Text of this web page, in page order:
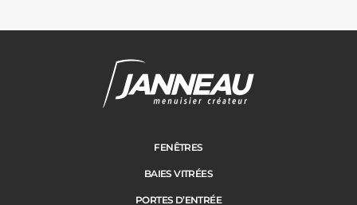
FENÊTRES
BAIES VITRÉES
PORTES D’ENTRÉE